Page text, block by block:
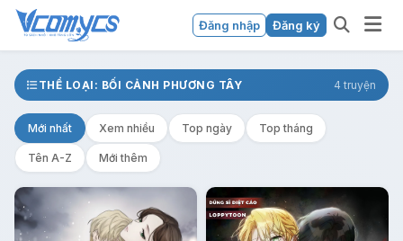
Đăng nhập Đăng ký
THỂ LOẠI: BỐI CẢNH PHƯƠNG TÂY 4 truyện
Mới nhất Xem nhiều Top ngày Top tháng
Tên A-Z Mới thêm